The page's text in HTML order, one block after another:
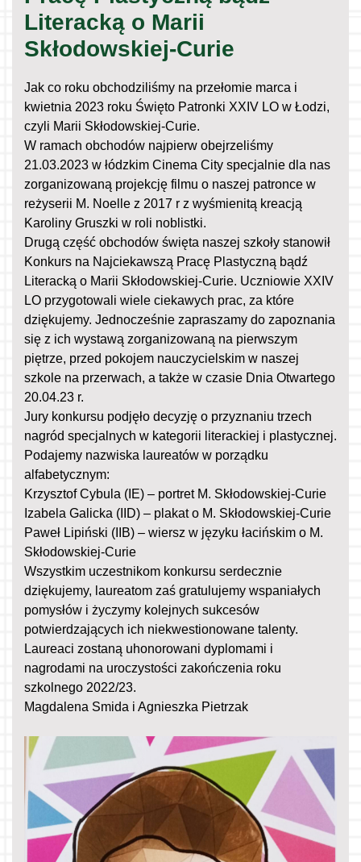
Literacką o Marii
Skłodowskiej-Curie
Jak co roku obchodziliśmy na przełomie marca i
kwietnia 2023 roku Święto Patronki XXIV LO w Łodzi,
czyli Marii Skłodowskiej-Curie.
W ramach obchodów najpierw obejrzeliśmy
21.03.2023 w łódzkim Cinema City specjalnie dla nas
zorganizowaną projekcję filmu o naszej patronce w
reżyserii M. Noelle z 2017 r z wyśmienitą kreacją
Karoliny Gruszki w roli noblistki.
Drugą część obchodów święta naszej szkoły stanowił
Konkurs na Najciekawszą Pracę Plastyczną bądź
Literacką o Marii Skłodowskiej-Curie. Uczniowie XXIV
LO przygotowali wiele ciekawych prac, za które
dziękujemy. Jednocześnie zapraszamy do zapoznania
się z ich wystawą zorganizowaną na pierwszym
piętrze, przed pokojem nauczycielskim w naszej
szkole na przerwach, a także w czasie Dnia Otwartego
20.04.23 r.
Jury konkursu podjęło decyzję o przyznaniu trzech
nagród specjalnych w kategorii literackiej i plastycznej.
Podajemy nazwiska laureatów w porządku
alfabetycznym:
Krzysztof Cybula (IE) – portret M. Skłodowskiej-Curie
Izabela Galicka (IID) – plakat o M. Skłodowskiej-Curie
Paweł Lipiński (IIB) – wiersz w języku łacińskim o M.
Skłodowskiej-Curie
Wszystkim uczestnikom konkursu serdecznie
dziękujemy, laureatom zaś gratulujemy wspaniałych
pomysłów i życzymy kolejnych sukcesów
potwierdzających ich niekwestionowane talenty.
Laureaci zostaną uhonorowani dyplomami i
nagrodami na uroczystości zakończenia roku
szkolnego 2022/23.
Magdalena Smida i Agnieszka Pietrzak